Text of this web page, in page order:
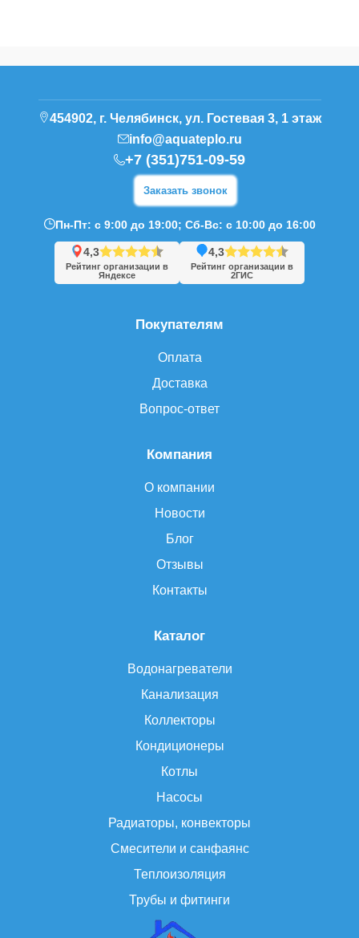
Каталог
Водонагреватели
Канализация
Коллекторы
Кондиционеры
Котлы
Насосы
Радиаторы, конвекторы
Смесители и санфаянс
Теплоизоляция
Трубы и фитинги
Компания
О компании
Новости
Блог
Отзывы
Контакты
Покупателям
Оплата
Доставка
Вопрос-ответ
454902, г. Челябинск, ул. Гостевая 3, 1 этаж
info@aquateplo.ru
+7 (351)751-09-59
Заказать звонок
Пн-Пт: с 9:00 до 19:00; Сб-Вс: с 10:00 до 16:00
4,3
Рейтинг организации в
Яндексе
4,3
Рейтинг организации в
2ГИС